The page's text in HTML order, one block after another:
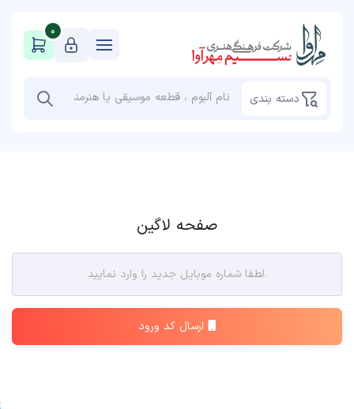
دسته بندی
0
صفحه لاگین
ارسال کد ورود